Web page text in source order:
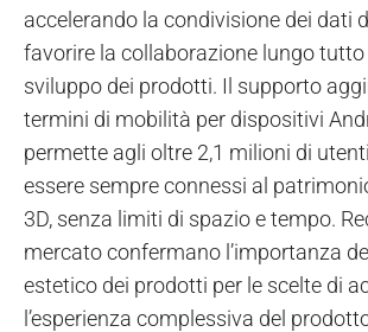
accelerando la condivisione dei dati
favorire la collaborazione lungo tutto
sviluppo dei prodotti. Il supporto
termini di mobilità per dispositivi
permette agli oltre 2,1 milioni di
essere sempre connessi al
3D, senza limiti di spazio e tempo.
mercato confermano l’importanza
estetico dei prodotti per le scelte di
l’esperienza complessiva del